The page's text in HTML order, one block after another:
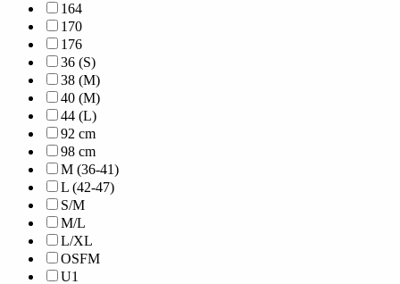
164
170
176
36 (S)
38 (M)
40 (M)
44 (L)
92 cm
98 cm
M (36-41)
L (42-47)
S/M
M/L
L/XL
OSFM
U1